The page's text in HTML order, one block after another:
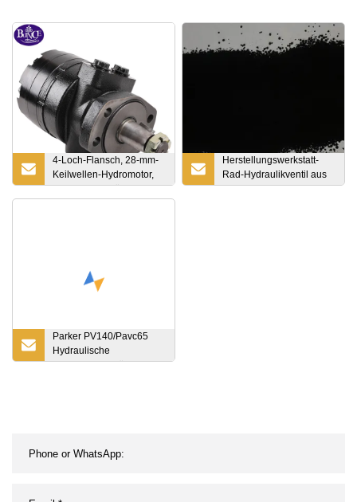
4-Loch-Flansch, 28-mm-
Keilwellen-Hydromotor,
Obit-Hydraulikölpumpe,
Herstellungswerkstatt-
Rad-Hydraulikventil aus
Gusseisen, schwarz,
Parker PV140/Pavc65
Hydraulische
Kolbenpumpe für